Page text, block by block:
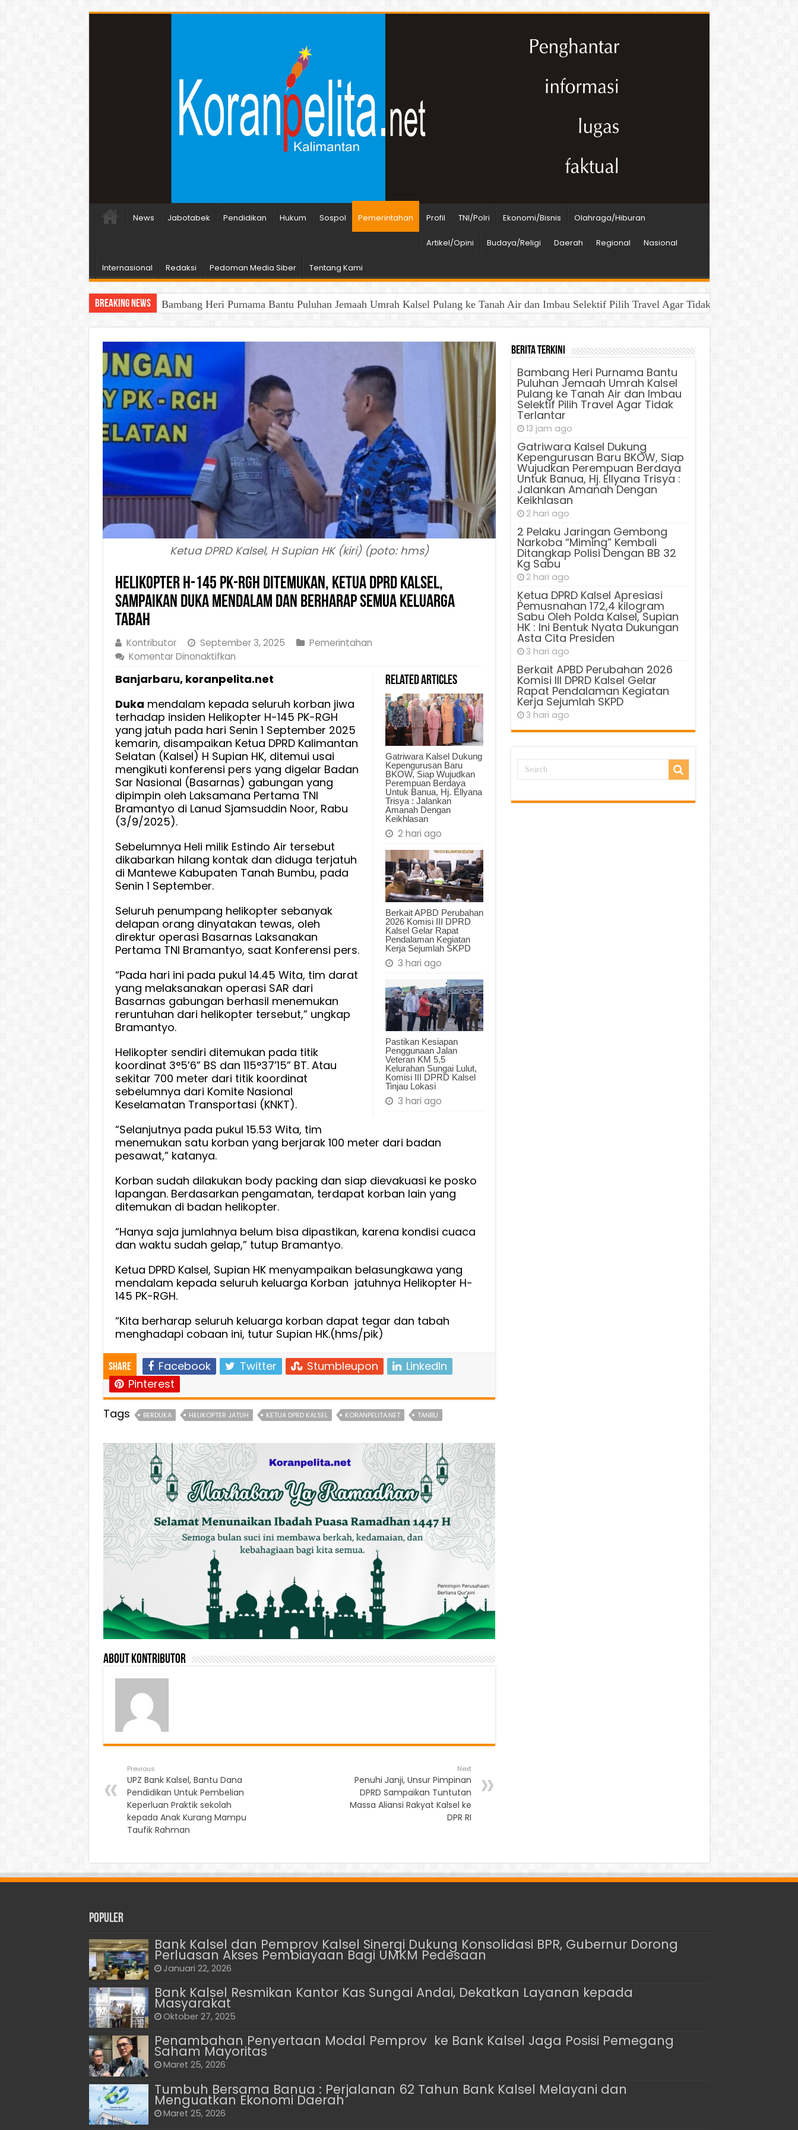
News Jabotabek Pendidikan Hukum Sospol Pemerintahan Profil TNI/Polri Ekonomi/Bisnis Olahraga/Hiburan
Artikel/Opini Budaya/Religi Daerah Regional Nasional
Internasional Redaksi Pedoman Media Siber Tentang Kami
Breaking News Bambang Heri Purnama Bantu Puluhan Jemaah Umrah Kalsel Pulang ke Tanah Air dan Imbau Selektif Pilih Travel Agar Tidak Terlantar
Ketua DPRD Kalsel, H Supian HK (kiri) (poto: hms)
Helikopter H-145 PK-RGH Ditemukan, Ketua DPRD Kalsel,
Sampaikan Duka Mendalam dan Berharap Semua Keluarga
Tabah
Kontributor September 3, 2025
Pemerintahan
Komentar Dinonaktifkanpada
H-
PK-
RGH
Ditemukan,
Ketua
DPRD
Kalsel,
Sampaikan
Duka
Berharap
Semua
Keluarga
Related Articles
Gatriwara Kalsel Dukung
Kepengurusan Baru
BKOW, Siap Wujudkan
Perempuan Berdaya
Untuk Banua, Hj. Ellyana
Trisya : Jalankan
Amanah Dengan
Keikhlasan
2 hari ago
Berkait APBD Perubahan
2026 Komisi III DPRD
Kalsel Gelar Rapat
Pendalaman Kegiatan
Kerja Sejumlah SKPD
3 hari ago
Pastikan Kesiapan
Penggunaan Jalan
Veteran KM 5,5
Kelurahan Sungai Lulut,
Komisi III DPRD Kalsel
Tinjau Lokasi
3 hari ago
Banjarbaru, koranpelita.net
Duka mendalam kepada seluruh korban jiwa
terhadap insiden Helikopter H-145 PK-RGH
yang jatuh pada hari Senin 1 September 2025
kemarin, disampaikan Ketua DPRD Kalimantan
Selatan (Kalsel) H Supian HK, ditemui usai
mengikuti konferensi pers yang digelar Badan
Sar Nasional (Basarnas) gabungan yang
dipimpin oleh Laksamana Pertama TNI
Bramantyo di Lanud Sjamsuddin Noor, Rabu
(3/9/2025).
Sebelumnya Heli milik Estindo Air tersebut
dikabarkan hilang kontak dan diduga terjatuh
di Mantewe Kabupaten Tanah Bumbu, pada
Senin 1 September.
Seluruh penumpang helikopter sebanyak
delapan orang dinyatakan tewas, oleh
direktur operasi Basarnas Laksanakan
Pertama TNI Bramantyo, saat Konferensi pers.
“Pada hari ini pada pukul 14.45 Wita, tim darat
yang melaksanakan operasi SAR dari
Basarnas gabungan berhasil menemukan
reruntuhan dari helikopter tersebut,” ungkap
Bramantyo.
Helikopter sendiri ditemukan pada titik
koordinat 3°5’6” BS dan 115°37’15” BT. Atau
sekitar 700 meter dari titik koordinat
sebelumnya dari Komite Nasional
Keselamatan Transportasi (KNKT).
“Selanjutnya pada pukul 15.53 Wita, tim
menemukan satu korban yang berjarak 100 meter dari badan
pesawat,” katanya.
Korban sudah dilakukan body packing dan siap dievakuasi ke posko
lapangan. Berdasarkan pengamatan, terdapat korban lain yang
ditemukan di badan helikopter.
“Hanya saja jumlahnya belum bisa dipastikan, karena kondisi cuaca
dan waktu sudah gelap,” tutup Bramantyo.
Ketua DPRD Kalsel, Supian HK menyampaikan belasungkawa yang
mendalam kepada seluruh keluarga Korban jatuhnya Helikopter H-
145 PK-RGH.
“Kita berharap seluruh keluarga korban dapat tegar dan tabah
menghadapi cobaan ini, tutur Supian HK.(hms/pik)
Share Facebook Twitter Stumbleupon
LinkedIn
Pinterest
Tags
BERDUKA HELIKOPTER JATUH KETUA DPRD KALSEL KORANPELITA.NET TANBU
About Kontributor
Previous
UPZ Bank Kalsel, Bantu Dana
Pendidikan Untuk Pembelian
Keperluan Praktik sekolah
kepada Anak Kurang Mampu
Taufik Rahman
Next
Penuhi Janji, Unsur Pimpinan
DPRD Sampaikan Tuntutan
Massa Aliansi Rakyat Kalsel ke
DPR RI
Berita Terkini
Bambang Heri Purnama Bantu
Puluhan Jemaah Umrah Kalsel
Pulang ke Tanah Air dan Imbau
Selektif Pilih Travel Agar Tidak
Terlantar
13 jam ago
Gatriwara Kalsel Dukung
Kepengurusan Baru BKOW, Siap
Wujudkan Perempuan Berdaya
Untuk Banua, Hj. Ellyana Trisya :
Jalankan Amanah Dengan
Keikhlasan
2 hari ago
2 Pelaku Jaringan Gembong
Narkoba “Miming” Kembali
Ditangkap Polisi Dengan BB 32
Kg Sabu
2 hari ago
Ķetua DPRD Kalsel Apresiasi
Pemusnahan 172,4 kilogram
Sabu Oleh Polda Kalsel, Supian
HK : Ini Bentuk Nyata Dukungan
Asta Cita Presiden
3 hari ago
Berkait APBD Perubahan 2026
Komisi III DPRD Kalsel Gelar
Rapat Pendalaman Kegiatan
Kerja Sejumlah SKPD
3 hari ago
Populer
Bank Kalsel dan Pemprov Kalsel Sinergi Dukung Konsolidasi BPR, Gubernur Dorong
Perluasan Akses Pembiayaan Bagi UMKM Pedesaan
Januari 22, 2026
Bank Kalsel Resmikan Kantor Kas Sungai Andai, Dekatkan Layanan kepada
Masyarakat
Oktober 27, 2025
Penambahan Penyertaan Modal Pemprov ke Bank Kalsel Jaga Posisi Pemegang
Saham Mayoritas
Maret 25, 2026
Tumbuh Bersama Banua : Perjalanan 62 Tahun Bank Kalsel Melayani dan
Menguatkan Ekonomi Daerah
Maret 25, 2026